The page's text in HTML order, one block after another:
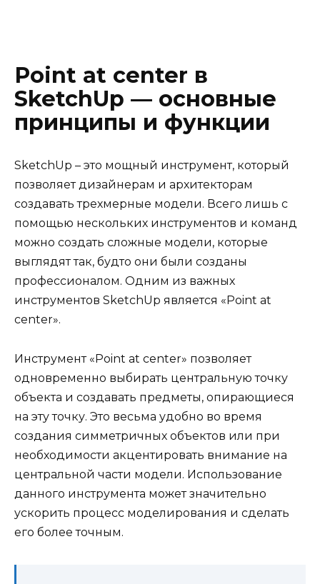
Point at center в
SketchUp — основные
принципы и функции
SketchUp – это мощный инструмент, который
позволяет дизайнерам и архитекторам
создавать трехмерные модели. Всего лишь с
помощью нескольких инструментов и команд
можно создать сложные модели, которые
выглядят так, будто они были созданы
профессионалом. Одним из важных
инструментов SketchUp является «Point at
center».
Инструмент «Point at center» позволяет
одновременно выбирать центральную точку
объекта и создавать предметы, опирающиеся
на эту точку. Это весьма удобно во время
создания симметричных объектов или при
необходимости акцентировать внимание на
центральной части модели. Использование
данного инструмента может значительно
ускорить процесс моделирования и сделать
его более точным.